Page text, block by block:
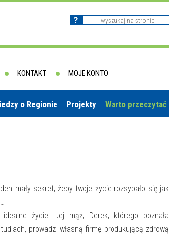
KONTAKT MOJE KONTO
o Regionie Projekty Warto przeczytać
mały sekret, żeby twoje życie rozsypało się jak
idealne życie. Jej mąż, Derek, którego poznała
prowadzi własną firmę produkującą zdrową